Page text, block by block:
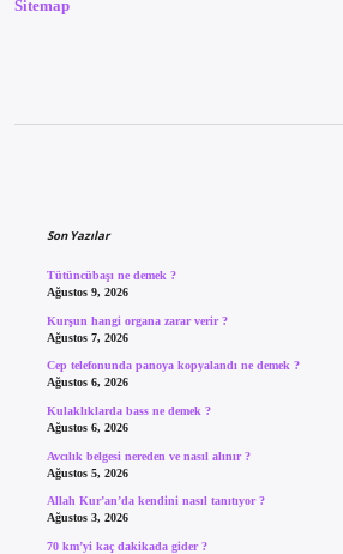
Sitemap
Son Yazılar
Tütüncübaşı ne demek ?
Ağustos 9, 2026
Kurşun hangi organa zarar verir ?
Ağustos 7, 2026
Cep telefonunda panoya kopyalandı ne demek ?
Ağustos 6, 2026
Kulaklıklarda bass ne demek ?
Ağustos 6, 2026
Avcılık belgesi nereden ve nasıl alınır ?
Ağustos 5, 2026
Allah Kur’an’da kendini nasıl tanıtıyor ?
Ağustos 3, 2026
70 km’yi kaç dakikada gider ?